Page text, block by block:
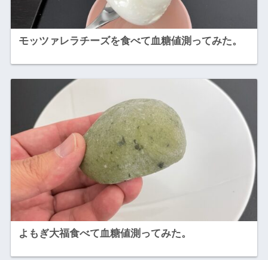
モッツァレラチーズを食べて血糖値測ってみた。
よもぎ大福食べて血糖値測ってみた。